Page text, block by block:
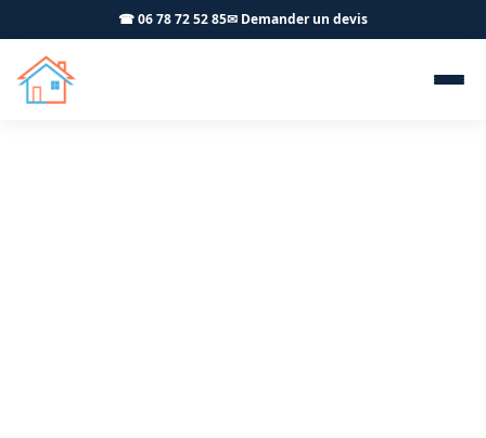
☎ 06 78 72 52 85✉ Demander un devis